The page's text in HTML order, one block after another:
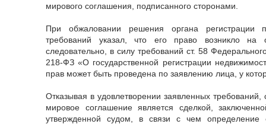
мирового соглашения, подписанного сторонами.
При обжаловании решения органа регистрации
требований указал, что его право возникло на
следовательно, в силу требований ст. 58
218-ФЗ «О государственной регистрации
прав может быть проведена по заявлению лица, у
Отказывая в удовлетворении заявленных требований,
мировое соглашение является сделкой,
утвержденной судом, в связи с чем определение